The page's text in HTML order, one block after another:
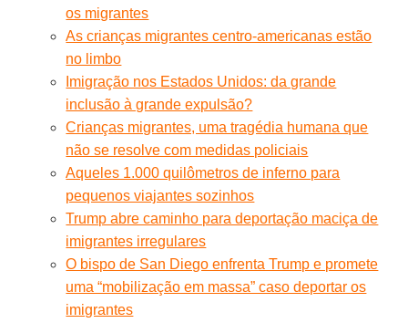
os migrantes
As crianças migrantes centro-americanas estão
no limbo
Imigração nos Estados Unidos: da grande
inclusão à grande expulsão?
Crianças migrantes, uma tragédia humana que
não se resolve com medidas policiais
Aqueles 1.000 quilômetros de inferno para
pequenos viajantes sozinhos
Trump abre caminho para deportação maciça de
imigrantes irregulares
O bispo de San Diego enfrenta Trump e promete
uma “mobilização em massa” caso deportar os
imigrantes